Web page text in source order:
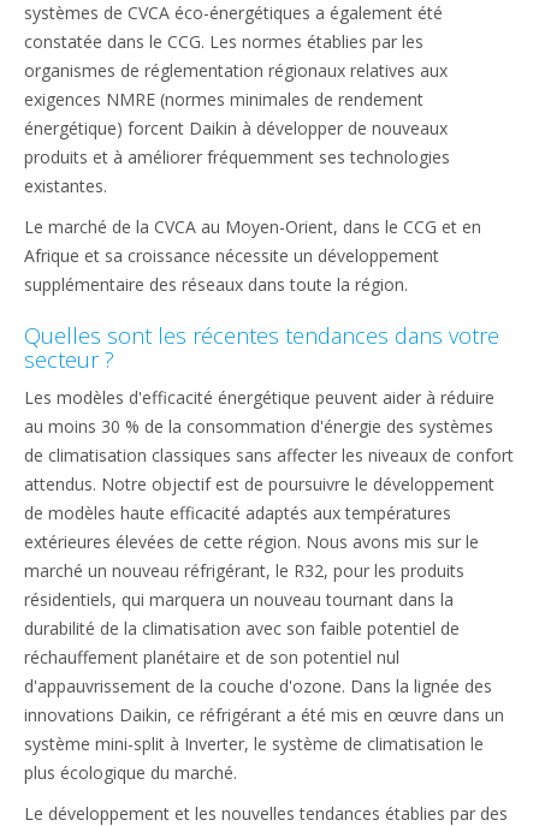
systèmes de CVCA éco-énergétiques a également été
constatée dans le CCG. Les normes établies par les
organismes de réglementation régionaux relatives aux
exigences NMRE (normes minimales de rendement
énergétique) forcent Daikin à développer de nouveaux
produits et à améliorer fréquemment ses technologies
existantes.
Le marché de la CVCA au Moyen-Orient, dans le CCG et en
Afrique et sa croissance nécessite un développement
supplémentaire des réseaux dans toute la région.
Quelles sont les récentes tendances dans votre
secteur ?
Les modèles d'efficacité énergétique peuvent aider à réduire
au moins 30 % de la consommation d'énergie des systèmes
de climatisation classiques sans affecter les niveaux de confort
attendus. Notre objectif est de poursuivre le développement
de modèles haute efficacité adaptés aux températures
extérieures élevées de cette région. Nous avons mis sur le
marché un nouveau réfrigérant, le R32, pour les produits
résidentiels, qui marquera un nouveau tournant dans la
durabilité de la climatisation avec son faible potentiel de
réchauffement planétaire et de son potentiel nul
d'appauvrissement de la couche d'ozone. Dans la lignée des
innovations Daikin, ce réfrigérant a été mis en œuvre dans un
système mini-split à Inverter, le système de climatisation le
plus écologique du marché.
Le développement et les nouvelles tendances établies par des